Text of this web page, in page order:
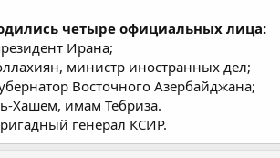
четыре официальных лица:
Ирана;
министр иностранных дел;
Восточного Азербайджана;
Хашем, имам Тебриза.
генерал КСИР.